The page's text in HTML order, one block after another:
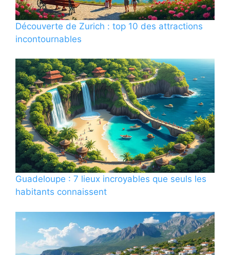
Découverte de Zurich : top 10 des attractions
incontournables
Guadeloupe : 7 lieux incroyables que seuls les
habitants connaissent